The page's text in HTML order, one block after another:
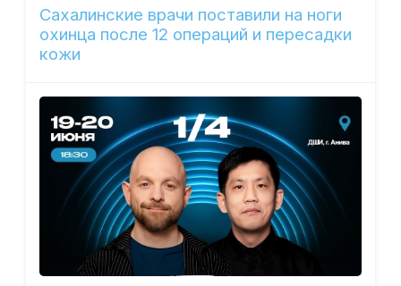
Сахалинские врачи поставили на ноги
охинца после 12 операций и пересадки
кожи